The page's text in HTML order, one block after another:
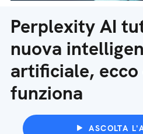
Perplexity AI
nuova
artificiale, ecco
funziona
ASCOLTA